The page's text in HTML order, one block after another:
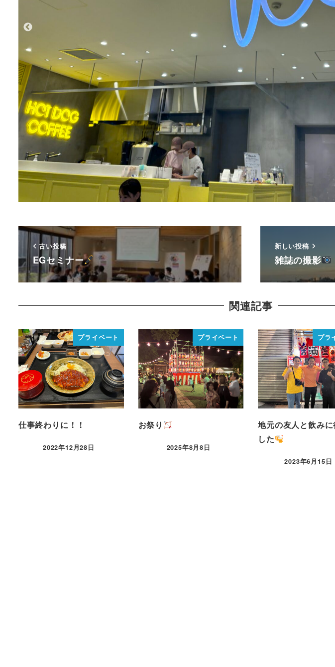
古い投稿
EGセミナー
新しい投稿
雑誌の撮影
関連記事
プライベート
仕事終わりに！！
2022年12月28日
プライベート
お祭り
2025年8月8日
プラ
地元の友人と飲みに
した
2023年6月15日